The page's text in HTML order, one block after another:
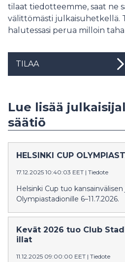
tilaat tiedotteemme, saat ne
välittömästi julkaisuhetkellä.
halutessasi perua milloin
TILAA
Lue lisää
säätiö
HELSINKI CUP
17.12.2025 10:40:03 EET | Tiedote
Helsinki Cup tuo
Olympiastadionille 6–11.7.2026.
Kevät 2026 tuo Club
illat
11.12.2025 09:00:00 EET | Tiedote